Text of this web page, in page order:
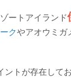
ートアイランド
クやアオウミガ
ントが存在して